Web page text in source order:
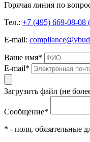
Горячая линия по
Тел.: +7 (495) 669-08-08
E-mail:
Ваше имя*
E-mail*
Загрузить файл (не
Сообщение*
* - поля, обязательные